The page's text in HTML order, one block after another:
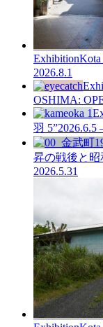
Exhibition
2026.8.1
OSHIMA:
羽 5”2026.6.5
昇の戦後と昭
2026.5.31